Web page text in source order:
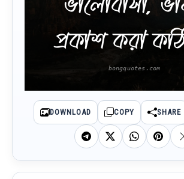
প্রকাশ করা
DOWNLOAD COPY SHARE